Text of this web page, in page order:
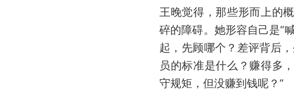
王晚觉得，那些形而上的
碎的障碍。她形容自己是“
起，先顾哪个？差评背后
员的标准是什么？赚得多
守规矩，但没赚到钱呢？”